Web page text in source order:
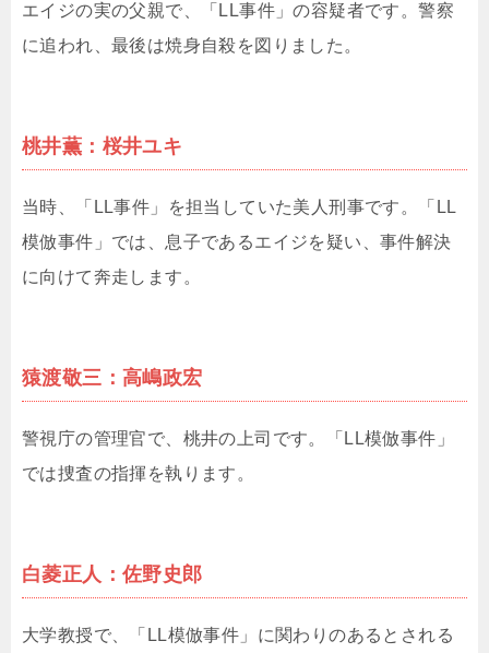
エイジの実の父親で、「LL事件」の容疑者です。警察
に追われ、最後は焼身自殺を図りました。
桃井薫：桜井ユキ
当時、「LL事件」を担当していた美人刑事です。「LL
模倣事件」では、息子であるエイジを疑い、事件解決
に向けて奔走します。
猿渡敬三：高嶋政宏
警視庁の管理官で、桃井の上司です。「LL模倣事件」
では捜査の指揮を執ります。
白菱正人：佐野史郎
大学教授で、「LL模倣事件」に関わりのあるとされる